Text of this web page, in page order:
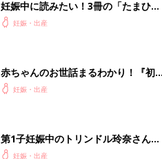
方は確認してみて。20名の歯科医師監
修のガイ...
PR（あんしんインプラント）